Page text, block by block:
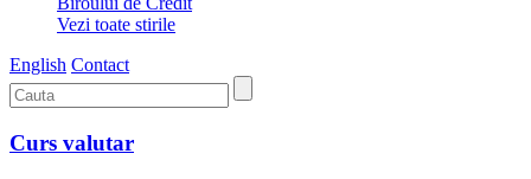
Vezi toate stirile
English Contact
Curs valutar